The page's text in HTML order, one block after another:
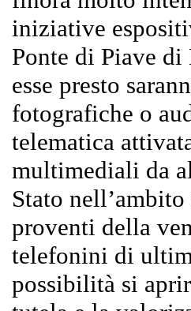
iniziative
Ponte di Piave
esse presto
fotografiche o
telematica
multimediali da
Stato
proventi della
telefonini di
possibilità si